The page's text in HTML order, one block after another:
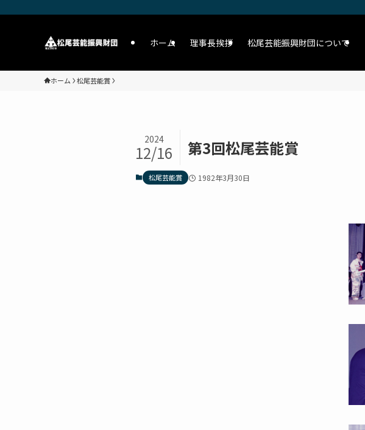
ホーム 理事長挨拶 松尾芸能振興財団について
ホーム 松尾芸能賞
第3回松尾芸能賞
2024
12/16
松尾芸能賞 1982年3月30日